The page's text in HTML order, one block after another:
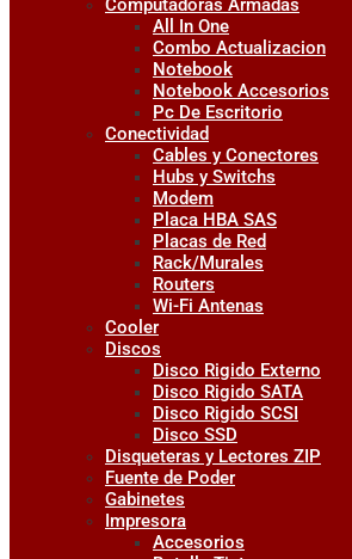
Computadoras Armadas
All In One
Combo Actualizacion
Notebook
Notebook Accesorios
Pc De Escritorio
Conectividad
Cables y Conectores
Hubs y Switchs
Modem
Placa HBA SAS
Placas de Red
Rack/Murales
Routers
Wi-Fi Antenas
Cooler
Discos
Disco Rigido Externo
Disco Rigido SATA
Disco Rigido SCSI
Disco SSD
Disqueteras y Lectores ZIP
Fuente de Poder
Gabinetes
Impresora
Accesorios